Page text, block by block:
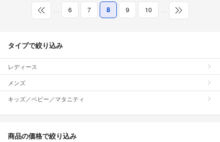
6 7 8 9 10
タイプで絞り込み
レディース
メンズ
キッズ／ベビー／マタニティ
商品の価格で絞り込み